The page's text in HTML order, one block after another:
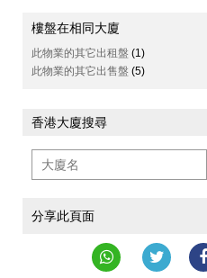
樓盤在相同大廈
此物業的其它出租盤 (1)
此物業的其它出售盤 (5)
香港大廈搜尋
分享此頁面